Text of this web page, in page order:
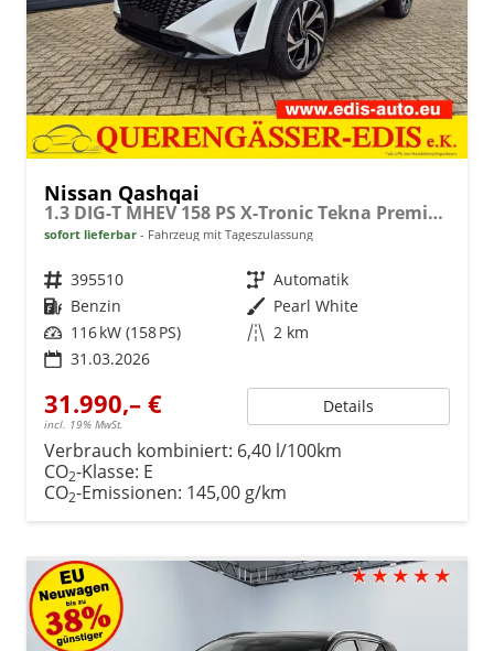
Nissan Qashqai
1.3 DIG-T MHEV 158 PS X-Tronic Tekna Premium Paket 20"LM Teil-Leder PanoGlasdach Klimaautomatik Sitzheizung Lenkradheizung Navi Head-Up Display elektr. Heckklappe ACC PDC v+h 360°Kamera DAB Bluetooth Touchscreen Apple CarPlay Android Auto
sofort lieferbar Fahrzeug mit Tageszulassung
Fahrzeugnr. 395510 Getriebe Automatik
Kraftstoff Benzin Außenfarbe Pearl White
Leistung 116 kW (158 PS) Kilometerstand 2 km
31.03.2026
31.990,– €
incl. 19% MwSt.
Details
Verbrauch kombiniert: 6,40 l/100km
CO2-Klasse: E
CO2-Emissionen: 145,00 g/km